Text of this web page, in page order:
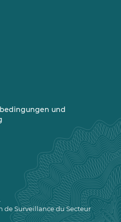
und
de Surveillance du Secteur